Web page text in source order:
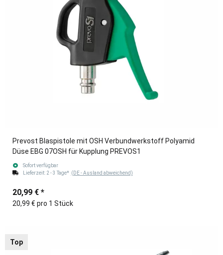
Prevost Blaspistole mit OSH Verbundwerkstoff Polyamid
Düse EBG 07OSH für Kupplung PREVOS1
Sofort verfügbar
Lieferzeit: 2 - 3 Tage* (DE - Ausland abweichend)
20,99 € *
20,99 € pro 1 Stück
Top